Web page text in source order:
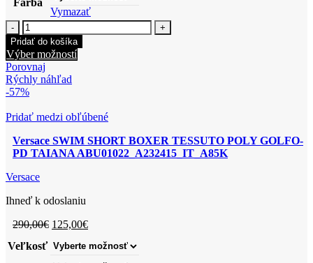
Farba
Vymazať
množstvo
Versace
SWIMSUIT
ONE
PIECE
LYCRA
RECYCLED
Pridať do košíka
Výber možnostíTento
Možnosti
môžete
vybrať
Porovnaj
Rýchly náhľad
-57%
Pridať medzi obľúbené
Versace SWIM SHORT BOXER TESSUTO POLY GOLFO-
PD TAIANA ABU01022_A232415_IT_A85K
Versace
Ihneď k odoslaniu
290,00€ Pôvodná
bola:
125,00€Aktuálna
je:
Veľkosť